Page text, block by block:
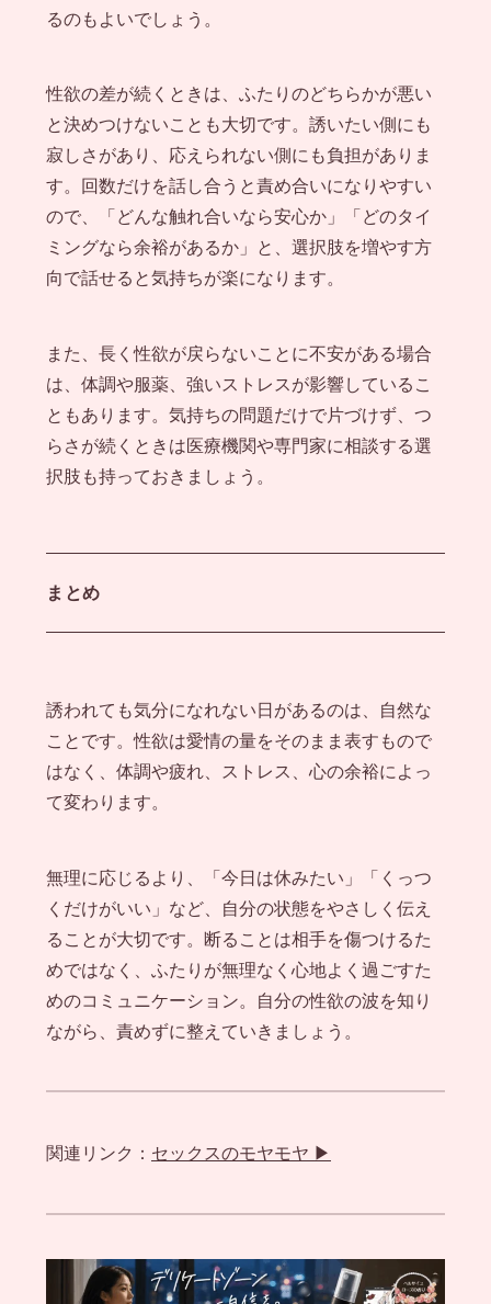
るのもよいでしょう。
性欲の差が続くときは、ふたりのどちらかが悪い
と決めつけないことも大切です。誘いたい側にも
寂しさがあり、応えられない側にも負担がありま
す。回数だけを話し合うと責め合いになりやすい
ので、「どんな触れ合いなら安心か」「どのタイ
ミングなら余裕があるか」と、選択肢を増やす方
向で話せると気持ちが楽になります。
また、長く性欲が戻らないことに不安がある場合
は、体調や服薬、強いストレスが影響しているこ
ともあります。気持ちの問題だけで片づけず、つ
らさが続くときは医療機関や専門家に相談する選
択肢も持っておきましょう。
まとめ
誘われても気分になれない日があるのは、自然な
ことです。性欲は愛情の量をそのまま表すもので
はなく、体調や疲れ、ストレス、心の余裕によっ
て変わります。
無理に応じるより、「今日は休みたい」「くっつ
くだけがいい」など、自分の状態をやさしく伝え
ることが大切です。断ることは相手を傷つけるた
めではなく、ふたりが無理なく心地よく過ごすた
めのコミュニケーション。自分の性欲の波を知り
ながら、責めずに整えていきましょう。
関連リンク： セックスのモヤモヤ ▶